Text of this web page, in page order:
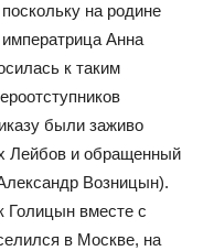
на родине
Анна
к таким
были заживо
Лейбов и обращенный
Возницын).
Голицын вместе с
в Москве, на